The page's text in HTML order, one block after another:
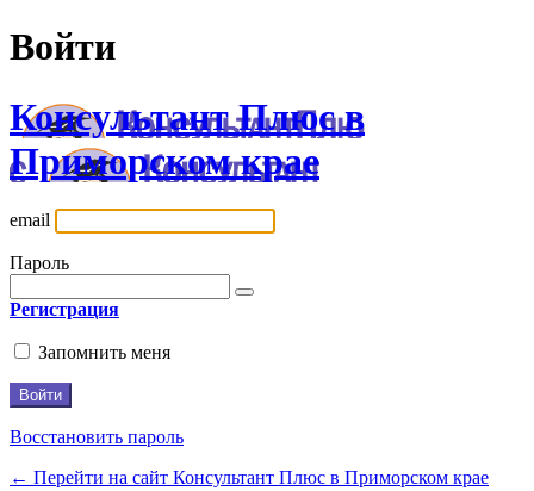
Войти
Консультант Плюс в
Приморском крае
email
Пароль
Регистрация
Запомнить меня
Восстановить пароль
← Перейти на сайт Консультант Плюс в Приморском крае